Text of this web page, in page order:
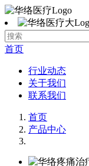
首页
行业动态
关于我们
联系我们
首页
产品中心